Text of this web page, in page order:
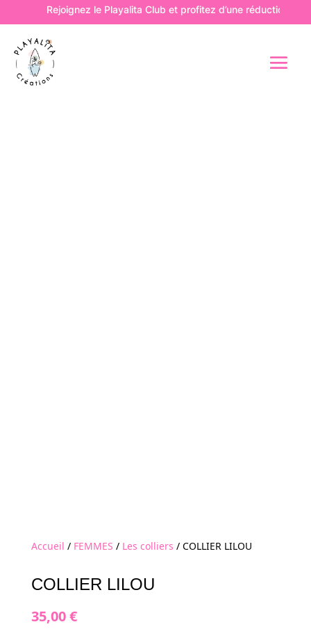
Rejoignez le Playalita Club et profitez d’une réduction de
Accueil / FEMMES / Les colliers / COLLIER LILOU
COLLIER LILOU
35,00€